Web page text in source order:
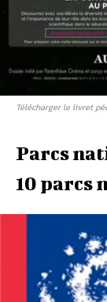
Télécharger le livret
Parcs
10 parcs